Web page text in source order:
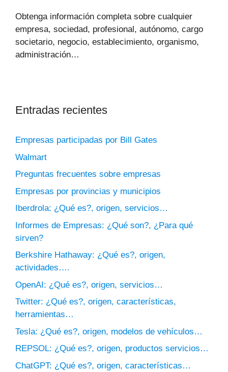
Obtenga información completa sobre cualquier
empresa, sociedad, profesional, autónomo, cargo
societario, negocio, establecimiento, organismo,
administración…
Entradas recientes
Empresas participadas por Bill Gates
Walmart
Preguntas frecuentes sobre empresas
Empresas por provincias y municipios
Iberdrola: ¿Qué es?, origen, servicios…
Informes de Empresas: ¿Qué son?, ¿Para qué
sirven?
Berkshire Hathaway: ¿Qué es?, origen,
actividades….
OpenAI: ¿Qué es?, origen, servicios…
Twitter: ¿Qué es?, origen, características,
herramientas…
Tesla: ¿Qué es?, origen, modelos de vehículos…
REPSOL: ¿Qué es?, origen, productos servicios…
ChatGPT: ¿Qué es?, origen, características…